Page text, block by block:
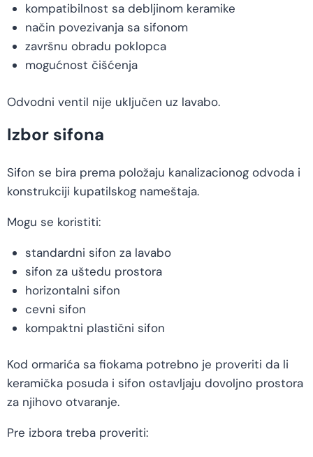
kompatibilnost sa debljinom keramike
način povezivanja sa sifonom
završnu obradu poklopca
mogućnost čišćenja
Odvodni ventil nije uključen uz lavabo.
Izbor sifona
Sifon se bira prema položaju kanalizacionog odvoda i
konstrukciji kupatilskog nameštaja.
Mogu se koristiti:
standardni sifon za lavabo
sifon za uštedu prostora
horizontalni sifon
cevni sifon
kompaktni plastični sifon
Kod ormarića sa fiokama potrebno je proveriti da li
keramička posuda i sifon ostavljaju dovoljno prostora
za njihovo otvaranje.
Pre izbora treba proveriti: